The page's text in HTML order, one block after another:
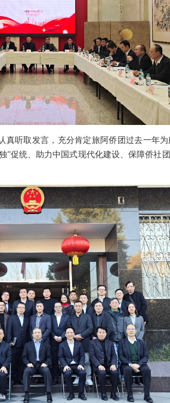
听取发言，充分肯定旅阿侨团过去一年
促统、助力中国式现代化建设、保障侨社